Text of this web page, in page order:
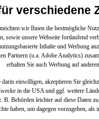
verschiedene
wir Ihnen die bestmögliche
sowie unsere Webseite fortlaufend
Inhalte und Werbung
Partnern (u.a. Adobe Analytics)
erhalten Sie auch Werbung auf
darin einwilligen, akzeptieren Sie
in die USA und ggf. weitere
B. Behörden leichter auf diese Daten
haben, um dagegen vorzugehen, als